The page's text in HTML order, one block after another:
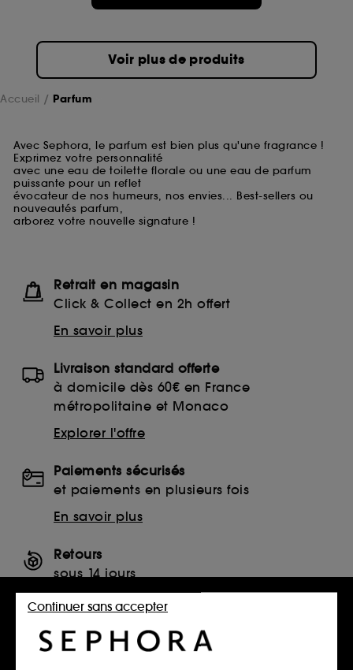
Voir plus de produits
Accueil Parfum
Avec Sephora, le parfum est bien plus qu'une fragrance !
Exprimez votre personnalité
avec une eau de toilette florale ou une eau de parfum
puissante pour un reflet
évocateur de nos humeurs, nos envies... Best-sellers ou
nouveautés parfum,
arborez votre nouvelle signature !
Retrait en magasin
Click & Collect en 2h offert
En savoir plus
Livraison standard offerte
à domicile dès 60€ en France
métropolitaine et Monaco
Explorer l'offre
Paiements sécurisés
et paiements en plusieurs fois
En savoir plus
Retours
sous 14 jours
Retourner mon article
SERVICES, CONTACT ET CONDITIONS DES OFFRES
Continuer sans accepter